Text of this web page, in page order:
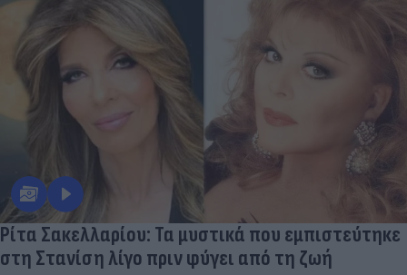
Ρίτα Σακελλαρίου: Τα μυστικά που εμπιστεύτηκε
στη Στανίση λίγο πριν φύγει από τη ζωή